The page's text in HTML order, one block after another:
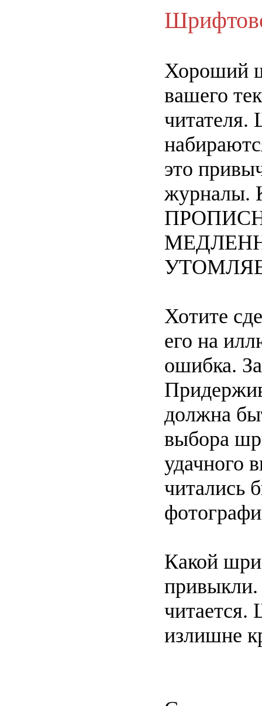
Хороший
вашего
читателя.
это
Хотите
его на
ошибка.
должна
выбора
удачного
читались
Какой
излишне